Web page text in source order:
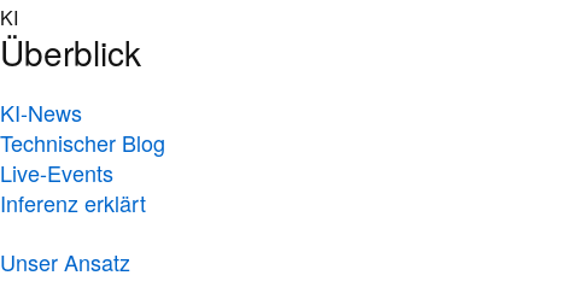
Skip
to
content
KI
Überblick
KI-News
Technischer Blog
Live-Events
Inferenz erklärt
Unser Ansatz